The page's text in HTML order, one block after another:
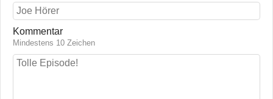
Kommentar
Mindestens 10 Zeichen